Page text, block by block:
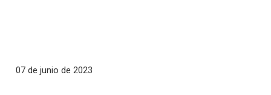
07 de junio de 2023